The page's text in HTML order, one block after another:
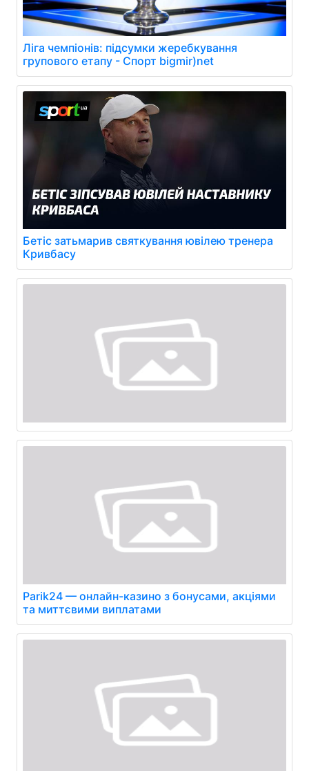
Ліга чемпіонів: підсумки жеребкування
групового етапу - Спорт bigmir)net
Бетіс затьмарив святкування ювілею тренера
Кривбасу
Parik24 — онлайн-казино з бонусами, акціями
та миттєвими виплатами